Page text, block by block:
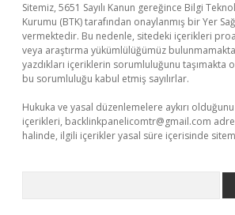
Sitemiz, 5651 Sayılı Kanun gereğince Bilgi
Kurumu (BTK) tarafından onaylanmış bir Yer
vermektedir. Bu nedenle, sitedeki içerikleri
veya araştırma yükümlülüğümüz
yazdıkları içeriklerin sorumluluğunu taşımakta
bu sorumluluğu kabul etmiş sayılırlar.
Hukuka ve yasal düzenlemelere aykırı
içerikleri, backlinkpanelicomtr@gmail.com
halinde, ilgili içerikler yasal süre içerisinde